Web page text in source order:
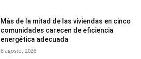
Más de la mitad de las viviendas en cinco
comunidades carecen de eficiencia
energética adecuada
6 agosto, 2026